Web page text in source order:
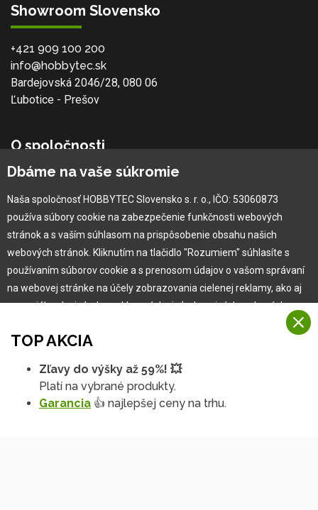
Showroom Slovensko
+421 909 100 200
info@hobbytec.sk
Bardejovská 2046/28, 080 06
Ľubotice - Prešov
O spoločnosti
Vlastná výroba
Náš Hobbytec tím
Kontaktné údaje
Naša história
Kariéra
Užívateľský manuál
Obchodné podmienky
Zákazník & partner
TOP AKCIA
Zľavy do výšky až 59%! 💥
Platí na vybrané produkty.
Garancia 👍 najlepšej ceny na trhu.
Dbáme na vaše súkromie
Naša spoločnosť HOBBYTEC Slovensko s. r. o., IČO: 53060873
používa súbory cookie na zabezpečenie funkčnosti webových
stránok a s vaším súhlasom na prispôsobenie obsahu našich
webových stránok. Kliknutím na tlačidlo "Rozumiem" súhlasíte s
používaním súborov cookie a s prenosom údajov o vašom správaní
na webovej stránke na účely zobrazovania cielenej reklamy, ako aj
na sociálnych sieťach a reklamných sieťach na iných webových
Viac informácií
Na našich webových stránkach používame niekoľko kategórií
Rozumiem